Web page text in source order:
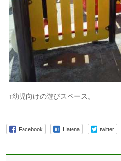
↑幼児向けの遊びスペース。
Facebook Hatena twitter